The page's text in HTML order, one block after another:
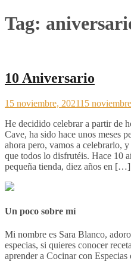
Tag:
10 Aniversario
15 noviembre, 202115
He decidido celebrar a partir de
Cave, ha sido hace unos meses
ahora pero, vamos a celebrarlo,
que todos lo disfrutéis. Hace 10
pequeña tienda, diez años en […]
Un poco sobre mí
Mi nombre es Sara Blanco,
especias, si quieres conocer
aprender a Cocinar con Especias